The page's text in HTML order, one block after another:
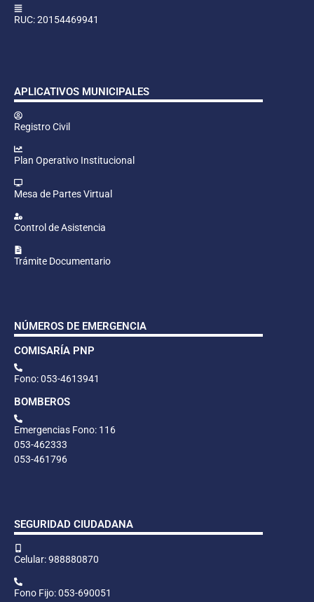
RUC: 20154469941
APLICATIVOS MUNICIPALES
Registro Civil
Plan Operativo Institucional
Mesa de Partes Virtual
Control de Asistencia
Trámite Documentario
NÚMEROS DE EMERGENCIA
COMISARÍA PNP
Fono: 053-4613941
BOMBEROS
Emergencias Fono: 116
053-462333
053-461796
SEGURIDAD CIUDADANA
Celular: 988880870
Fono Fijo: 053-690051